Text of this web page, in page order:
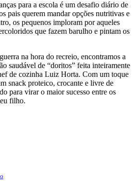
para a escola é um desafio diário de
pais querem mandar opções nutritivas e
os pequenos imploram por aqueles
que fazem barulho e pintam os
na hora do recreio, encontramos a
saudável de “doritos” feita inteiramente
de cozinha Luiz Horta. Com um toque
snack proteico, crocante e livre de
para virar o maior sucesso entre os
filho.